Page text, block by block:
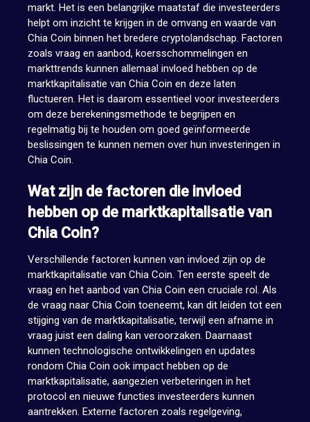
markt. Het is een belangrijke maatstaf die investeerders
helpt om inzicht te krijgen in de omvang en waarde van
Chia Coin binnen het bredere cryptolandschap. Factoren
zoals vraag en aanbod, koersschommelingen en
markttrends kunnen allemaal invloed hebben op de
marktkapitalisatie van Chia Coin en deze laten
fluctueren. Het is daarom essentieel voor investeerders
om deze berekeningsmethode te begrijpen en
regelmatig bij te houden om goed geïnformeerde
beslissingen te kunnen nemen over hun investeringen in
Chia Coin.
Wat zijn de factoren die invloed
hebben op de marktkapitalisatie van
Chia Coin?
Verschillende factoren kunnen van invloed zijn op de
marktkapitalisatie van Chia Coin. Ten eerste speelt de
vraag en het aanbod van Chia Coin een cruciale rol. Als
de vraag naar Chia Coin toeneemt, kan dit leiden tot een
stijging van de marktkapitalisatie, terwijl een afname in
vraag juist een daling kan veroorzaken. Daarnaast
kunnen technologische ontwikkelingen en updates
rondom Chia Coin ook impact hebben op de
marktkapitalisatie, aangezien verbeteringen in het
protocol en nieuwe functies investeerders kunnen
aantrekken. Externe factoren zoals regelgeving,